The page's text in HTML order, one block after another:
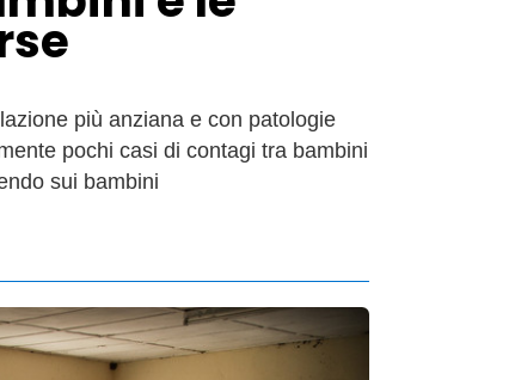
più anziana e con patologie
pochi casi di contagi tra bambini
sui bambini